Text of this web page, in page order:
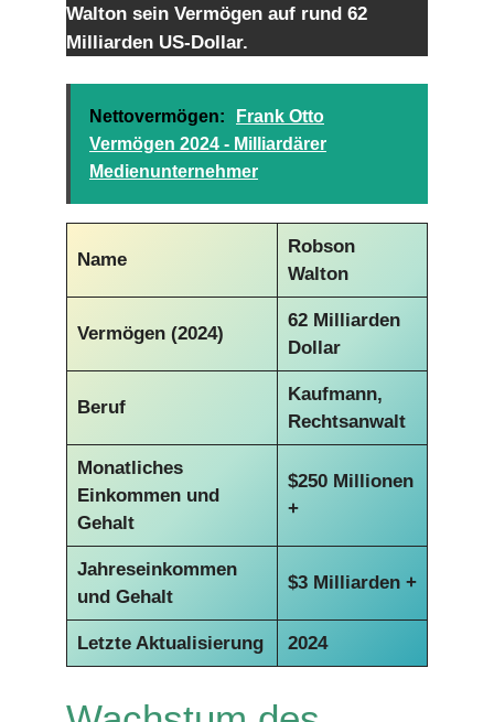
Walton sein Vermögen auf rund 62
Milliarden US-Dollar.
Nettovermögen:
Frank Otto
Vermögen 2024 - Milliardärer
Medienunternehmer
Name
Robson
Walton
Vermögen (2024)
62 Milliarden
Dollar
Beruf
Kaufmann,
Rechtsanwalt
Monatliches
Einkommen und
Gehalt
$250 Millionen
+
Jahreseinkommen
und Gehalt
$3 Milliarden +
Letzte Aktualisierung 2024